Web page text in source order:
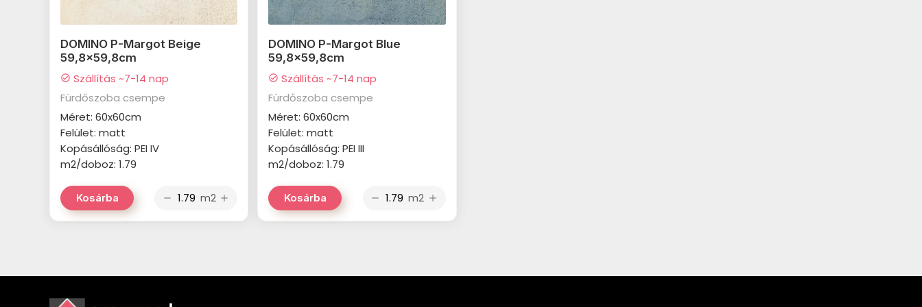
DOMINO P-Margot Beige
59,8x59,8cm
check_circle Szállítás ~7-14 nap
Fürdőszoba csempe
Méret: 60x60cm
Felület: matt
Kopásállóság: PEI IV
m2/doboz: 1.79
Kosárba remove m2 add
DOMINO P-Margot Blue
59,8x59,8cm
check_circle Szállítás ~7-14 nap
Fürdőszoba csempe
Méret: 60x60cm
Felület: matt
Kopásállóság: PEI III
m2/doboz: 1.79
Kosárba remove m2 add